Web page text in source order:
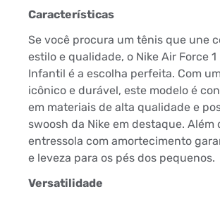
Características
Se você procura um tênis que une
estilo e qualidade, o Nike Air Force 1
Infantil é a escolha perfeita. Com
icônico e durável, este modelo é
em materiais de alta qualidade e
swoosh da Nike em destaque. Além
entressola com amortecimento
e leveza para os pés dos pequenos.
Versatilidade